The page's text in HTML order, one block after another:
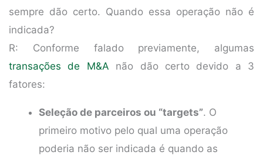
sempre dão certo. Quando essa operação não é
indicada?
R: Conforme falado previamente, algumas
transações de M&A não dão certo devido a 3
fatores:
Seleção de parceiros ou “targets”. O
primeiro motivo pelo qual uma operação
poderia não ser indicada é quando as